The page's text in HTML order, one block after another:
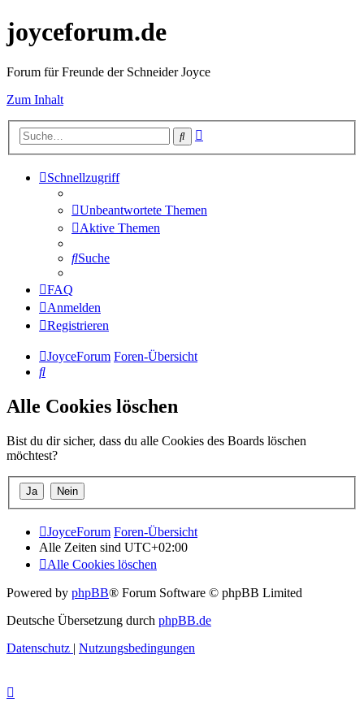
joyceforum.de
Forum für Freunde der Schneider Joyce
Zum Inhalt
Suche
Schnellzugriff
Unbeantwortete Themen
Aktive Themen
Suche
FAQ
Anmelden
Registrieren
JoyceForum Foren-Übersicht
Suche
Alle Cookies löschen
Bist du dir sicher, dass du alle Cookies des Boards löschen
möchtest?
JoyceForum Foren-Übersicht
Alle Zeiten sind UTC+02:00
Alle Cookies löschen
Powered by phpBB® Forum Software © phpBB Limited
Deutsche Übersetzung durch phpBB.de
Datenschutz | Nutzungsbedingungen